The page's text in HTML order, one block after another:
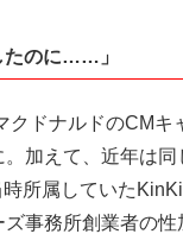
たのに……」
ドナルドのCMキ
加えて、近年は
所属していた
事務所創業者の